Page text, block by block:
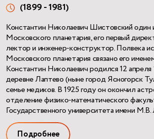
(1899 - 1981)
Константин Николаевич Шистовский один
Московского планетария, его первый
лектор и инженер-конструктор. Полвека
Московского планетария связано его
Константин Николаевич родился 12 апреля
деревне Лаптево (ныне город Ясногорск
семье медиков. В 1925 году он окончил
отделение физико-математического
Государственного университета имени
Подробнее